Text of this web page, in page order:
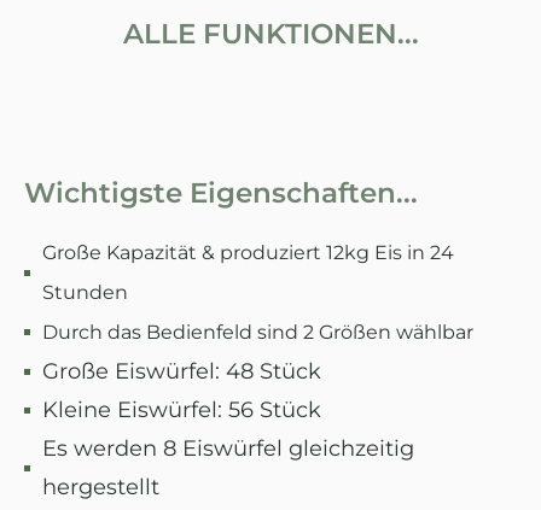
ALLE FUNKTIONEN...
Wichtigste Eigenschaften...
Große Kapazität & produziert 12kg Eis in 24
Stunden
Durch das Bedienfeld sind 2 Größen wählbar
Große Eiswürfel: 48 Stück
Kleine Eiswürfel: 56 Stück
Es werden 8 Eiswürfel gleichzeitig
hergestellt